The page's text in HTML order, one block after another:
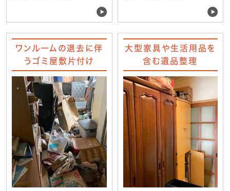
ワンルームの退去に伴
うゴミ屋敷片付け
大型家具や生活用品を
含む遺品整理